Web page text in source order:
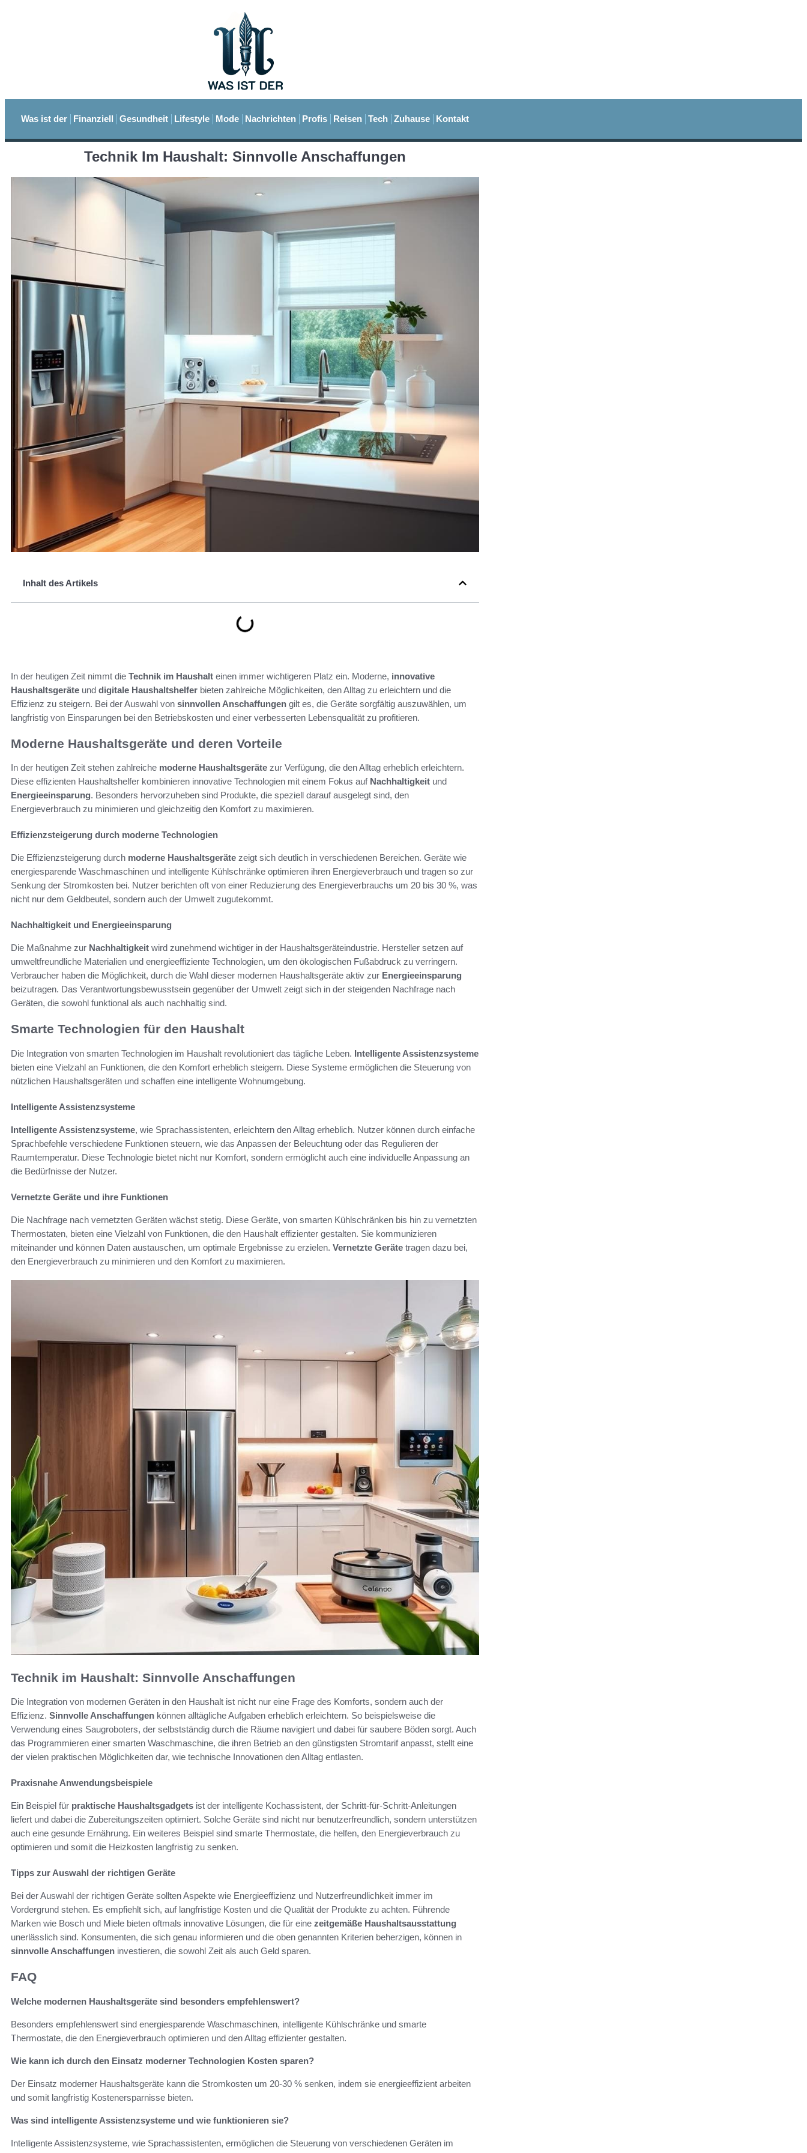
Was ist der Finanziell Gesundheit Lifestyle Mode Nachrichten Profis Reisen Tech Zuhause Kontakt
Technik Im Haushalt: Sinnvolle Anschaffungen
Inhalt des Artikels
In der heutigen Zeit nimmt die Technik im Haushalt einen immer wichtigeren Platz ein. Moderne, innovative
Haushaltsgeräte und digitale Haushaltshelfer bieten zahlreiche Möglichkeiten, den Alltag zu erleichtern und die
Effizienz zu steigern. Bei der Auswahl von sinnvollen Anschaffungen gilt es, die Geräte sorgfältig auszuwählen, um
langfristig von Einsparungen bei den Betriebskosten und einer verbesserten Lebensqualität zu profitieren.
Moderne Haushaltsgeräte und deren Vorteile
In der heutigen Zeit stehen zahlreiche moderne Haushaltsgeräte zur Verfügung, die den Alltag erheblich erleichtern.
Diese effizienten Haushaltshelfer kombinieren innovative Technologien mit einem Fokus auf Nachhaltigkeit und
Energieeinsparung. Besonders hervorzuheben sind Produkte, die speziell darauf ausgelegt sind, den
Energieverbrauch zu minimieren und gleichzeitig den Komfort zu maximieren.
Effizienzsteigerung durch moderne Technologien
Die Effizienzsteigerung durch moderne Haushaltsgeräte zeigt sich deutlich in verschiedenen Bereichen. Geräte wie
energiesparende Waschmaschinen und intelligente Kühlschränke optimieren ihren Energieverbrauch und tragen so zur
Senkung der Stromkosten bei. Nutzer berichten oft von einer Reduzierung des Energieverbrauchs um 20 bis 30 %, was
nicht nur dem Geldbeutel, sondern auch der Umwelt zugutekommt.
Nachhaltigkeit und Energieeinsparung
Die Maßnahme zur Nachhaltigkeit wird zunehmend wichtiger in der Haushaltsgeräteindustrie. Hersteller setzen auf
umweltfreundliche Materialien und energieeffiziente Technologien, um den ökologischen Fußabdruck zu verringern.
Verbraucher haben die Möglichkeit, durch die Wahl dieser modernen Haushaltsgeräte aktiv zur Energieeinsparung
beizutragen. Das Verantwortungsbewusstsein gegenüber der Umwelt zeigt sich in der steigenden Nachfrage nach
Geräten, die sowohl funktional als auch nachhaltig sind.
Smarte Technologien für den Haushalt
Die Integration von smarten Technologien im Haushalt revolutioniert das tägliche Leben. Intelligente Assistenzsysteme
bieten eine Vielzahl an Funktionen, die den Komfort erheblich steigern. Diese Systeme ermöglichen die Steuerung von
nützlichen Haushaltsgeräten und schaffen eine intelligente Wohnumgebung.
Intelligente Assistenzsysteme
Intelligente Assistenzsysteme, wie Sprachassistenten, erleichtern den Alltag erheblich. Nutzer können durch einfache
Sprachbefehle verschiedene Funktionen steuern, wie das Anpassen der Beleuchtung oder das Regulieren der
Raumtemperatur. Diese Technologie bietet nicht nur Komfort, sondern ermöglicht auch eine individuelle Anpassung an
die Bedürfnisse der Nutzer.
Vernetzte Geräte und ihre Funktionen
Die Nachfrage nach vernetzten Geräten wächst stetig. Diese Geräte, von smarten Kühlschränken bis hin zu vernetzten
Thermostaten, bieten eine Vielzahl von Funktionen, die den Haushalt effizienter gestalten. Sie kommunizieren
miteinander und können Daten austauschen, um optimale Ergebnisse zu erzielen. Vernetzte Geräte tragen dazu bei,
den Energieverbrauch zu minimieren und den Komfort zu maximieren.
Technik im Haushalt: Sinnvolle Anschaffungen
Die Integration von modernen Geräten in den Haushalt ist nicht nur eine Frage des Komforts, sondern auch der
Effizienz. Sinnvolle Anschaffungen können alltägliche Aufgaben erheblich erleichtern. So beispielsweise die
Verwendung eines Saugroboters, der selbstständig durch die Räume navigiert und dabei für saubere Böden sorgt. Auch
das Programmieren einer smarten Waschmaschine, die ihren Betrieb an den günstigsten Stromtarif anpasst, stellt eine
der vielen praktischen Möglichkeiten dar, wie technische Innovationen den Alltag entlasten.
Praxisnahe Anwendungsbeispiele
Ein Beispiel für praktische Haushaltsgadgets ist der intelligente Kochassistent, der Schritt-für-Schritt-Anleitungen
liefert und dabei die Zubereitungszeiten optimiert. Solche Geräte sind nicht nur benutzerfreundlich, sondern unterstützen
auch eine gesunde Ernährung. Ein weiteres Beispiel sind smarte Thermostate, die helfen, den Energieverbrauch zu
optimieren und somit die Heizkosten langfristig zu senken.
Tipps zur Auswahl der richtigen Geräte
Bei der Auswahl der richtigen Geräte sollten Aspekte wie Energieeffizienz und Nutzerfreundlichkeit immer im
Vordergrund stehen. Es empfiehlt sich, auf langfristige Kosten und die Qualität der Produkte zu achten. Führende
Marken wie Bosch und Miele bieten oftmals innovative Lösungen, die für eine zeitgemäße Haushaltsausstattung
unerlässlich sind. Konsumenten, die sich genau informieren und die oben genannten Kriterien beherzigen, können in
sinnvolle Anschaffungen investieren, die sowohl Zeit als auch Geld sparen.
FAQ
Welche modernen Haushaltsgeräte sind besonders empfehlenswert?
Besonders empfehlenswert sind energiesparende Waschmaschinen, intelligente Kühlschränke und smarte
Thermostate, die den Energieverbrauch optimieren und den Alltag effizienter gestalten.
Wie kann ich durch den Einsatz moderner Technologien Kosten sparen?
Der Einsatz moderner Haushaltsgeräte kann die Stromkosten um 20-30 % senken, indem sie energieeffizient arbeiten
und somit langfristig Kostenersparnisse bieten.
Was sind intelligente Assistenzsysteme und wie funktionieren sie?
Intelligente Assistenzsysteme, wie Sprachassistenten, ermöglichen die Steuerung von verschiedenen Geräten im